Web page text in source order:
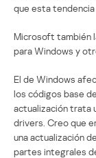
que esta tendencia
Microsoft también
para Windows y
El de Windows
los códigos base
actualización trata
drivers. Creo que
una actualización
partes integrales